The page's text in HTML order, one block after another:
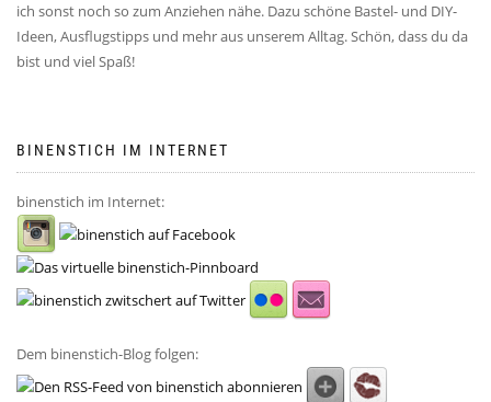
ich sonst noch so zum Anziehen nähe. Dazu schöne Bastel- und DIY-
Ideen, Ausflugstipps und mehr aus unserem Alltag. Schön, dass du da
bist und viel Spaß!
BINENSTICH IM INTERNET
binenstich im Internet:
Dem binenstich-Blog folgen: